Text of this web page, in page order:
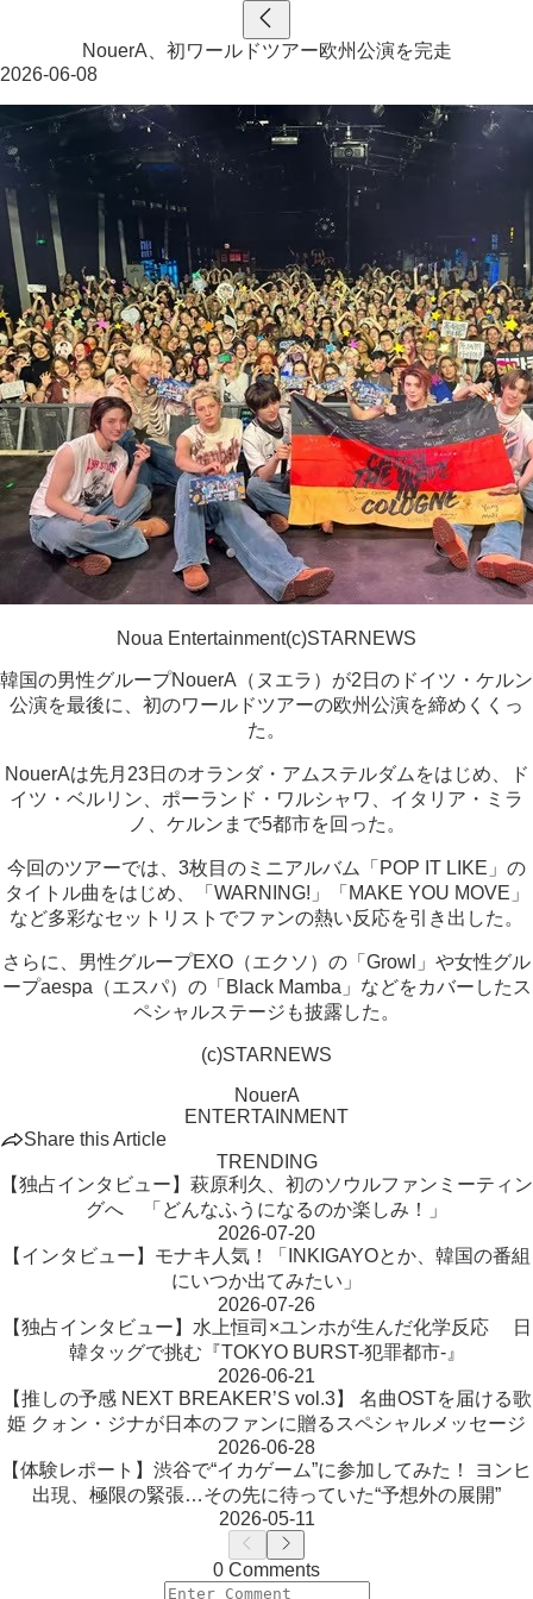
NouerA、初ワールドツアー欧州公演を完走
2026-06-08
Noua Entertainment(c)STARNEWS
韓国の男性グループNouerA（ヌエラ）が2日のドイツ・ケルン
公演を最後に、初のワールドツアーの欧州公演を締めくくっ
た。
NouerAは先月23日のオランダ・アムステルダムをはじめ、ド
イツ・ベルリン、ポーランド・ワルシャワ、イタリア・ミラ
ノ、ケルンまで5都市を回った。
今回のツアーでは、3枚目のミニアルバム「POP IT LIKE」の
タイトル曲をはじめ、「WARNING!」「MAKE YOU MOVE」
など多彩なセットリストでファンの熱い反応を引き出した。
さらに、男性グループEXO（エクソ）の「Growl」や女性グル
ープaespa（エスパ）の「Black Mamba」などをカバーしたス
ペシャルステージも披露した。
(c)STARNEWS
NouerA
ENTERTAINMENT
Share this Article
TRENDING
【独占インタビュー】萩原利久、初のソウルファンミーティン
グへ 「どんなふうになるのか楽しみ！」
2026-07-20
【インタビュー】モナキ人気！「INKIGAYOとか、韓国の番組
にいつか出てみたい」
2026-07-26
【独占インタビュー】水上恒司×ユンホが生んだ化学反応 日
韓タッグで挑む『TOKYO BURST-犯罪都市-』
2026-06-21
【推しの予感 NEXT BREAKER’S vol.3】 名曲OSTを届ける歌
姫 クォン・ジナが日本のファンに贈るスペシャルメッセージ
2026-06-28
【体験レポート】渋谷で“イカゲーム”に参加してみた！ ヨンヒ
出現、極限の緊張…その先に待っていた“予想外の展開”
2026-05-11
0 Comments